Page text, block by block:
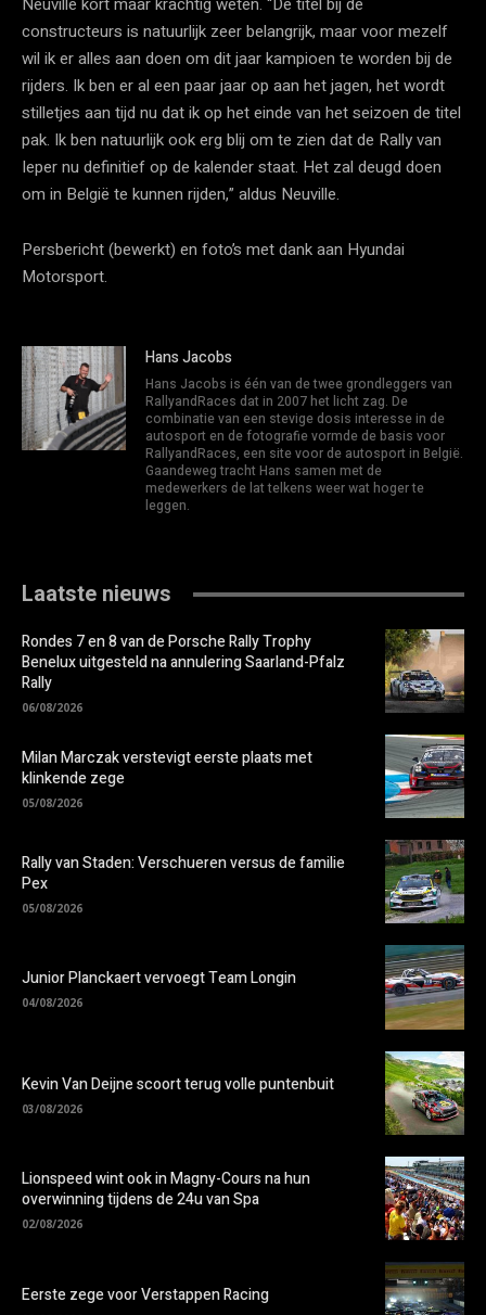
constructeurs is natuurlijk zeer belangrijk, maar voor mezelf
wil ik er alles aan doen om dit jaar kampioen te worden bij de
rijders. Ik ben er al een paar jaar op aan het jagen, het wordt
stilletjes aan tijd nu dat ik op het einde van het seizoen de titel
pak. Ik ben natuurlijk ook erg blij om te zien dat de Rally van
Ieper nu definitief op de kalender staat. Het zal deugd doen
om in België te kunnen rijden,” aldus Neuville.
Persbericht (bewerkt) en foto’s met dank aan Hyundai
Motorsport.
Hans Jacobs
Hans Jacobs is één van de twee grondleggers van
RallyandRaces dat in 2007 het licht zag. De
combinatie van een stevige dosis interesse in de
autosport en de fotografie vormde de basis voor
RallyandRaces, een site voor de autosport in België.
Gaandeweg tracht Hans samen met de
medewerkers de lat telkens weer wat hoger te
leggen.
Laatste nieuws
Rondes 7 en 8 van de Porsche Rally Trophy
Benelux uitgesteld na annulering Saarland-Pfalz
Rally
06/08/2026
Milan Marczak verstevigt eerste plaats met
klinkende zege
05/08/2026
Rally van Staden: Verschueren versus de familie
Pex
05/08/2026
Junior Planckaert vervoegt Team Longin
04/08/2026
Kevin Van Deijne scoort terug volle puntenbuit
03/08/2026
Lionspeed wint ook in Magny-Cours na hun
overwinning tijdens de 24u van Spa
02/08/2026
Eerste zege voor Verstappen Racing